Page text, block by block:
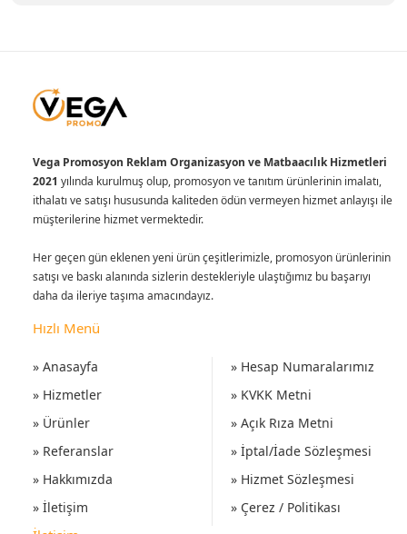
Vega Promosyon Reklam Organizasyon ve Matbaacılık Hizmetleri
2021 yılında kurulmuş olup, promosyon ve tanıtım ürünlerinin imalatı,
ithalatı ve satışı hususunda kaliteden ödün vermeyen hizmet anlayışı ile
müşterilerine hizmet vermektedir.
Her geçen gün eklenen yeni ürün çeşitlerimizle, promosyon ürünlerinin
satışı ve baskı alanında sizlerin destekleriyle ulaştığımız bu başarıyı
daha da ileriye taşıma amacındayız.
Hızlı Menü
» Anasayfa
» Hizmetler
» Ürünler
» Referanslar
» Hakkımızda
» İletişim
» Hesap Numaralarımız
» KVKK Metni
» Açık Rıza Metni
» İptal/İade Sözleşmesi
» Hizmet Sözleşmesi
» Çerez / Politikası